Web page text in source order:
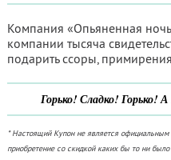
Компания «Опьяненная
компании тысяча
подарить ссоры,
Горько! Сладко! Горько!
* Настоящий Купон не является
приобретение со скидкой каких бы то ни